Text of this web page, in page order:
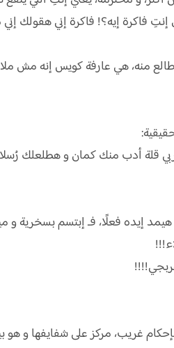
فاكرة إيه؟! فاكرة إني هقولك
منه، هي عارفة كويس إنه مش
قلة أدب منك كمان و هطلعلك
إيده فعلًا، فـ إبتسم بسخرية و
غريب، مركز على شفايفها و